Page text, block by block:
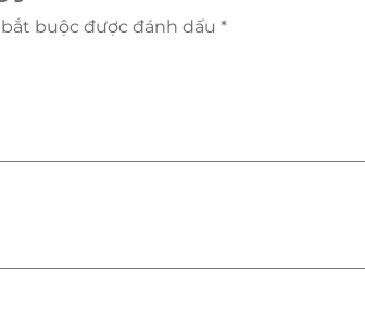
buộc được đánh dấu *